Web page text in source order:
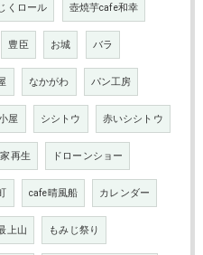
くロール 壺焼芋cafe和幸
豊臣 お城 バラ
なかがわ パン工房
屋 シシトウ 赤いシシトウ
再生 ドローンショー
cafe晴風船 カレンダー
上山 もみじ祭り